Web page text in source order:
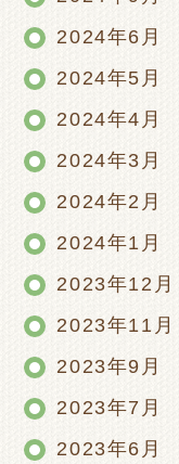
2024年6月
2024年5月
2024年4月
2024年3月
2024年2月
2024年1月
2023年12月
2023年11月
2023年9月
2023年7月
2023年6月